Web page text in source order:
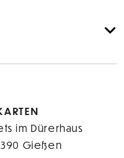
im Dürerhaus
Gießen